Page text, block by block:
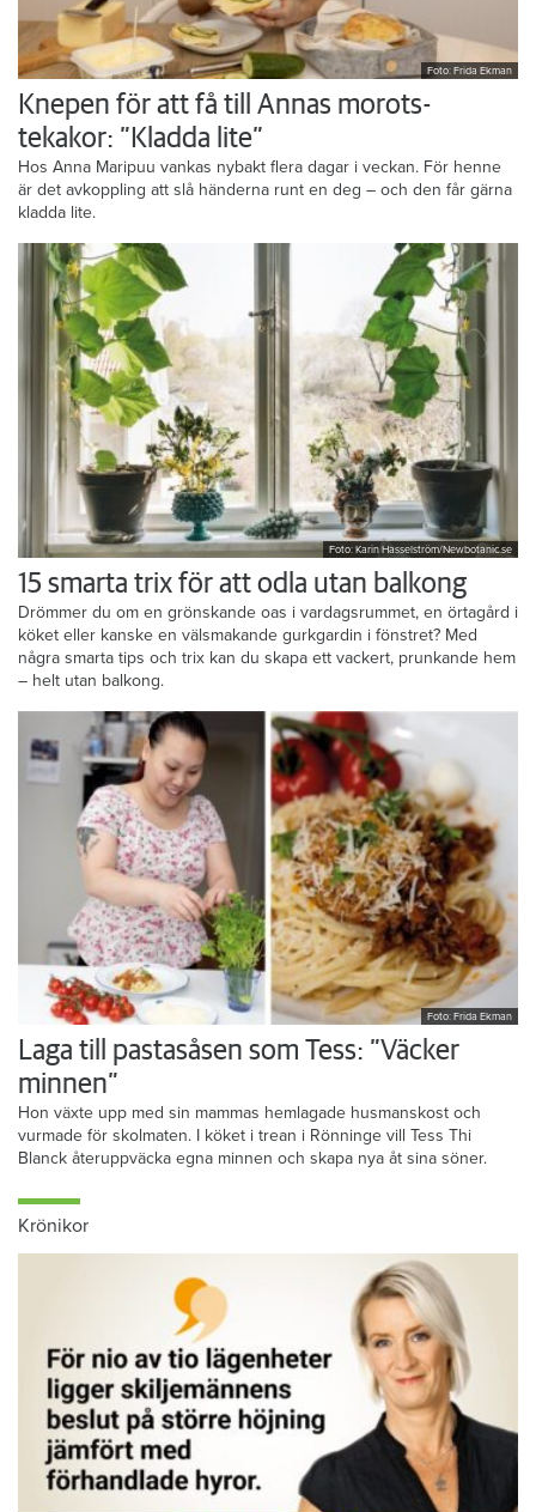
Foto: Frida Ekman
Knepen för att få till Annas morots-
tekakor: ”Kladda lite”
Hos Anna Maripuu vankas nybakt flera dagar i veckan. För henne
är det avkoppling att slå händerna runt en deg – och den får gärna
kladda lite.
Foto: Karin Hasselström/Newbotanic.se
15 smarta trix för att odla utan balkong
Drömmer du om en grönskande oas i vardagsrummet, en örtagård i
köket eller kanske en välsmakande gurkgardin i fönstret? Med
några smarta tips och trix kan du skapa ett vackert, prunkande hem
– helt utan balkong.
Foto: Frida Ekman
Laga till pastasåsen som Tess: ”Väcker
minnen”
Hon växte upp med sin mammas hemlagade husmanskost och
vurmade för skolmaten. I köket i trean i Rönninge vill Tess Thi
Blanck återuppväcka egna minnen och skapa nya åt sina söner.
Krönikor